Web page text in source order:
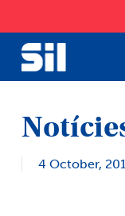
main
content
4 October,